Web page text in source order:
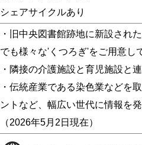
シェアサイクルあり
・旧中央図書館跡地に新設され
でも様々な'くつろぎ'をご用意し
・隣接の介護施設と育児施設と
・伝統産業である染色業などを
ントなど、幅広い世代に情報を
（2026年5月2日現在）